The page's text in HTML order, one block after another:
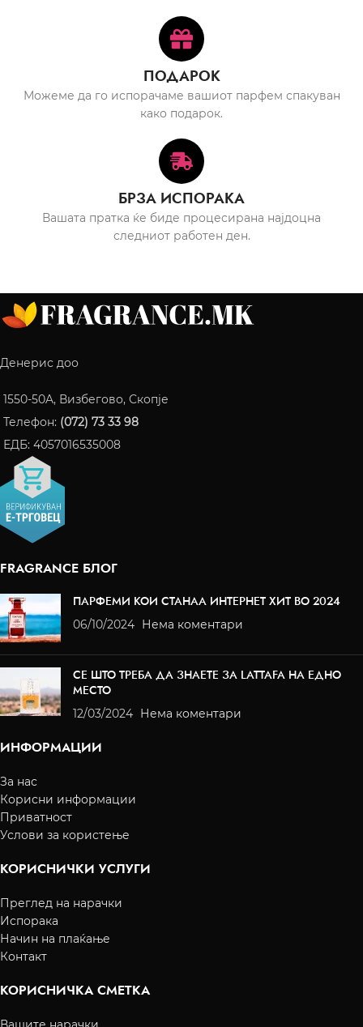
ПОДАРОК
Можеме да го испорачаме вашиот парфем спакуван
како подарок.
БРЗА ИСПОРАКА
Вашата пратка ќе биде процесирана најдоцна
следниот работен ден.
Денерис доо
1550-50A, Визбегово, Скопје
Телефон: (072) 73 33 98
ЕДБ: 4057016535008
FRAGRANCE БЛОГ
ПАРФЕМИ КОИ СТАНАА ИНТЕРНЕТ ХИТ ВО 2024
06/10/2024 Нема коментари
СЕ ШТО ТРЕБА ДА ЗНАЕТЕ ЗА LATTAFA НА ЕДНО
МЕСТО
12/03/2024 Нема коментари
ИНФОРМАЦИИ
За нас
Корисни информации
Приватност
Услови за користење
КОРИСНИЧКИ УСЛУГИ
Преглед на нарачки
Испорака
Начин на плаќање
Контакт
КОРИСНИЧКА СМЕТКА